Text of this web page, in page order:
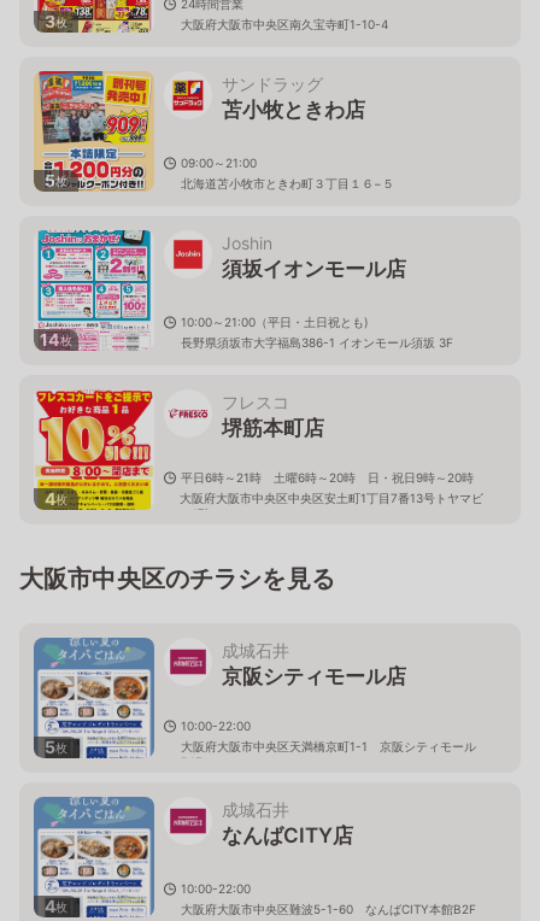
3枚
24時間営業
大阪府大阪市中央区南久宝寺町1-10-4
5枚
サンドラッグ
苫小牧ときわ店
09:00～21:00
北海道苫小牧市ときわ町３丁目１６−５
14枚
Joshin
須坂イオンモール店
10:00～21:00（平日・土日祝とも)
長野県須坂市大字福島386-1 イオンモール須坂 3F
4枚
フレスコ
堺筋本町店
平日6時～21時 土曜6時～20時 日・祝日9時～20時
大阪府大阪市中央区中央区安土町1丁目7番13号トヤマビ
ル1階
大阪市中央区のチラシを見る
5枚
成城石井
京阪シティモール店
10:00-22:00
大阪府大阪市中央区天満橋京町1-1 京阪シティモール
B1F
4枚
成城石井
なんばCITY店
10:00-22:00
大阪府大阪市中央区難波5-1-60 なんばCITY本館B2F